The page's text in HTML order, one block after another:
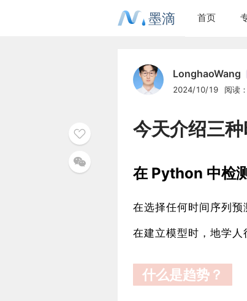
墨滴 首页
LonghaoWang
2024/10/19 阅读
今天介绍三种
在 Python 中检
在选择任何时间序列预
在建立模型时，地学
什么是趋势？